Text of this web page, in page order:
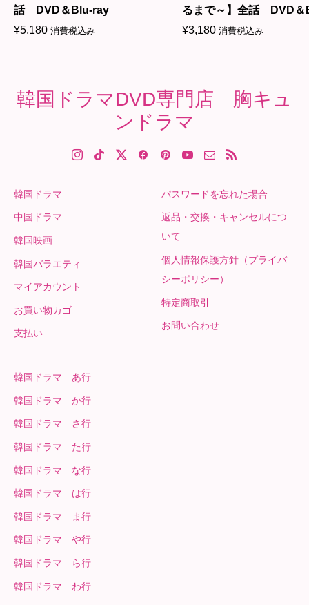
話 DVD＆Blu-ray
¥5,180 消費税込み
るまで～】全話 DVD＆
ray
¥3,180 消費税込み
韓国ドラマDVD専門店 胸キュ
ンドラマ
韓国ドラマ
中国ドラマ
韓国映画
韓国バラエティ
マイアカウント
お買い物カゴ
支払い
パスワードを忘れた場合
返品・交換・キャンセルにつ
いて
個人情報保護方針（プライバ
シーポリシー）
特定商取引
お問い合わせ
韓国ドラマ あ行
韓国ドラマ か行
韓国ドラマ さ行
韓国ドラマ た行
韓国ドラマ な行
韓国ドラマ は行
韓国ドラマ ま行
韓国ドラマ や行
韓国ドラマ ら行
韓国ドラマ わ行